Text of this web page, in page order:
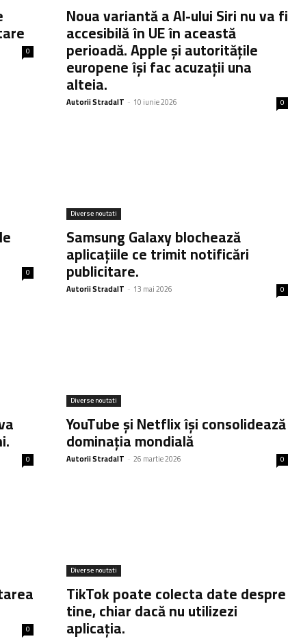
0
Noua variantă a AI-ului Siri nu va fi
accesibilă în UE în această
perioadă. Apple și autoritățile
europene își fac acuzații una
alteia.
Autorii StradaIT - 10 iunie 2026 0
0
Diverse noutati
Samsung Galaxy blochează
aplicațiile ce trimit notificări
publicitare.
Autorii StradaIT - 13 mai 2026 0
0
Diverse noutati
YouTube și Netflix își consolidează
dominația mondială
Autorii StradaIT - 26 martie 2026 0
0
Diverse noutati
TikTok poate colecta date despre
tine, chiar dacă nu utilizezi
aplicația.